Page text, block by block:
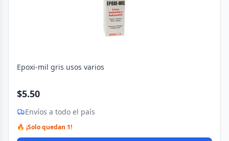
Epoxi-mil gris usos varios
$5.50
Envíos a todo el país
🔥 ¡Solo quedan 1!